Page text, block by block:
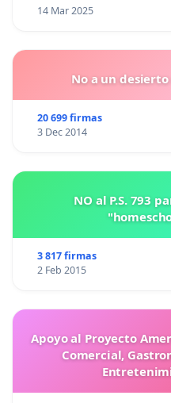
14 Mar 2025
No a un
20 699 firmas
3 Dec 2014
NO al P.S. 793
3 817 firmas
2 Feb 2015
Apoyo al Proyecto
Comercial,